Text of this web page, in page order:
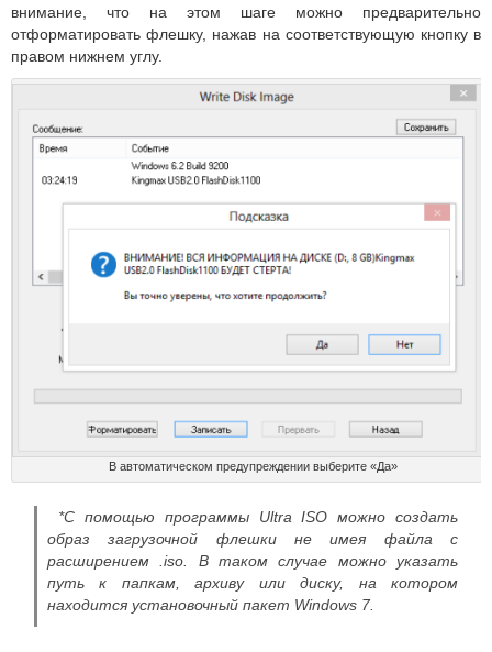
внимание, что на этом шаге можно предварительно
отформатировать флешку, нажав на соответствующую кнопку в
правом нижнем углу.
В автоматическом предупреждении выберите «Да»
*С помощью программы Ultra ISO можно создать
образ загрузочной флешки не имея файла с
расширением .iso. В таком случае можно указать
путь к папкам, архиву или диску, на котором
находится установочный пакет Windows 7.